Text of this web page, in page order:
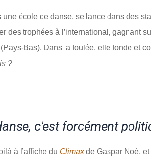
école de danse, se lance dans des
des trophées à l’international, gagnant
Bas). Dans la foulée, elle fonde et
?
c’est forcément
à l’affiche du Climax de Gaspar Noé,